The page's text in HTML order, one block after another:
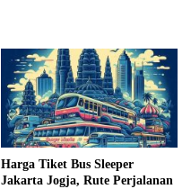
Harga Tiket Bus Sleeper
Jakarta Jogja, Rute Perjalanan